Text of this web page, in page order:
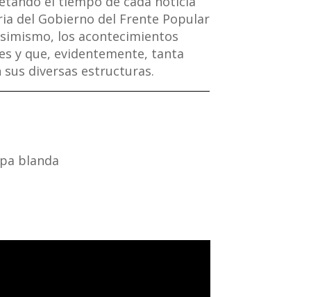
del Gobierno del Frente Popular
los acontecimientos
y que, evidentemente, tanta
diversas estructuras.
blanda